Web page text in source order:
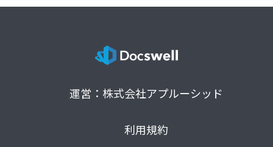
運営：株式会社アプルーシッド
利用規約